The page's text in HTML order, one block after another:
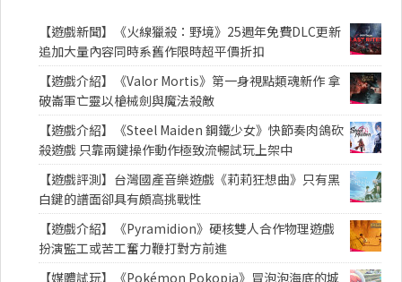
【遊戲新聞】《火線獵殺：野境》25週年免費DLC更新
追加大量內容同時系舊作限時超平價折扣
【遊戲介紹】《Valor Mortis》第一身視點類魂新作 拿
破崙軍亡靈以槍械劍與魔法殺敵
【遊戲介紹】《Steel Maiden 鋼鐵少女》快節奏肉鴿砍
殺遊戲 只靠兩鍵操作動作極致流暢試玩上架中
【遊戲評測】台灣國產音樂遊戲《莉莉狂想曲》只有黑
白鍵的譜面卻具有頗高挑戰性
【遊戲介紹】《Pyramidion》硬核雙人合作物理遊戲
扮演監工或苦工奮力鞭打對方前進
【媒體試玩】《Pokémon Pokopia》冒泡泡海底的城